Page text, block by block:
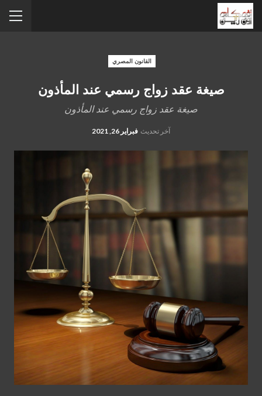
القانون المصري
صيغة عقد زواج رسمي عند المأذون
صيغة عقد زواج رسمي عند المأذون
آخر تحديث فبراير 26, 2021